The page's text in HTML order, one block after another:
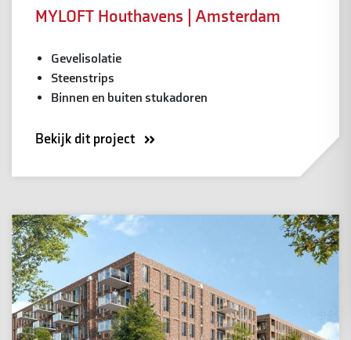
MYLOFT Houthavens | Amsterdam
Gevelisolatie
Steenstrips
Binnen en buiten stukadoren
Bekijk dit project